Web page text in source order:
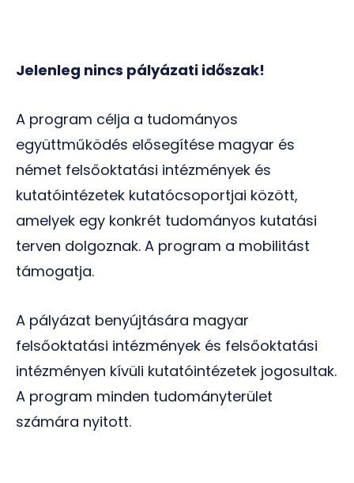
Jelenleg nincs pályázati időszak!
A program célja a tudományos
együttműködés elősegítése magyar és
német felsőoktatási intézmények és
kutatóintézetek kutatócsoportjai között,
amelyek egy konkrét tudományos kutatási
terven dolgoznak. A program a mobilitást
támogatja.
A pályázat benyújtására magyar
felsőoktatási intézmények és felsőoktatási
intézményen kívüli kutatóintézetek jogosultak.
A program minden tudományterület
számára nyitott.